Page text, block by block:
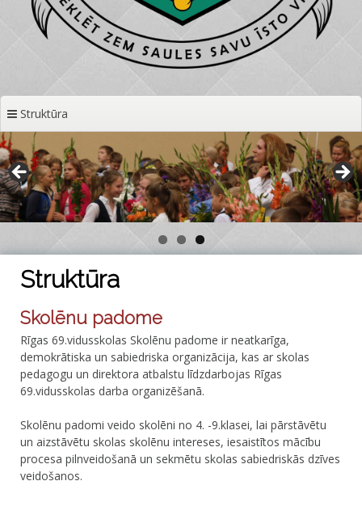
Struktūra
Struktūra
Skolēnu padome
Rīgas 69.vidusskolas Skolēnu padome ir neatkarīga,
demokrātiska un sabiedriska organizācija, kas ar skolas
pedagogu un direktora atbalstu līdzdarbojas Rīgas
69.vidusskolas darba organizēšanā.
Skolēnu padomi veido skolēni no 4. -9.klasei, lai pārstāvētu
un aizstāvētu skolas skolēnu intereses, iesaistītos mācību
procesa pilnveidošanā un sekmētu skolas sabiedriskās dzīves
veidošanos.